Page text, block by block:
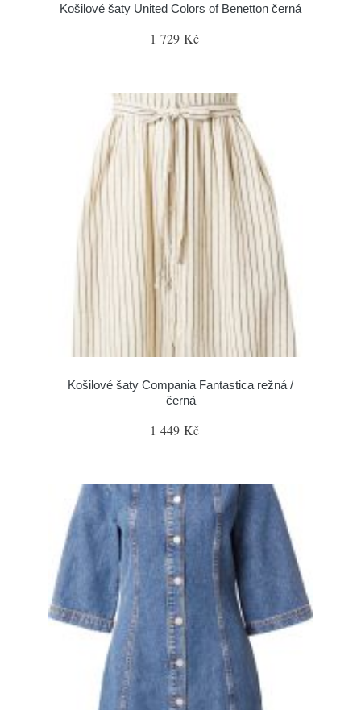
Košilové šaty United Colors of Benetton černá
1 729 Kč
Košilové šaty Compania Fantastica režná /
černá
1 449 Kč